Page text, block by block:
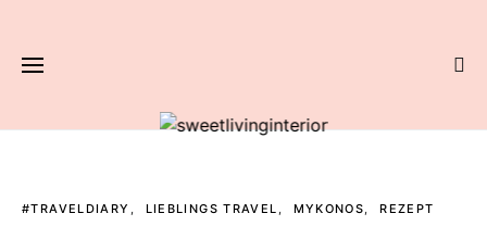
#TRAVELDIARY LIEBLINGS TRAVEL MYKONOS REZEPT